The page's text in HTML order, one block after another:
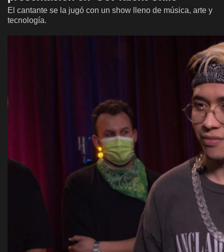
El cantante se la jugó con un show lleno de música, arte y
tecnología.